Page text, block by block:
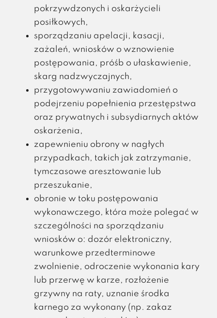
pokrzywdzonych i oskarżycieli
posiłkowych,
sporządzaniu apelacji, kasacji,
zażaleń, wniosków o wznowienie
postępowania, próśb o ułaskawienie,
skarg nadzwyczajnych,
przygotowywaniu zawiadomień o
podejrzeniu popełnienia przestępstwa
oraz prywatnych i subsydiarnych aktów
oskarżenia,
zapewnieniu obrony w nagłych
przypadkach, takich jak zatrzymanie,
tymczasowe aresztowanie lub
przeszukanie,
obronie w toku postępowania
wykonawczego, która może polegać w
szczególności na sporządzaniu
wniosków o: dozór elektroniczny,
warunkowe przedterminowe
zwolnienie, odroczenie wykonania kary
lub przerwę w karze, rozłożenie
grzywny na raty, uznanie środka
karnego za wykonany (np. zakaz